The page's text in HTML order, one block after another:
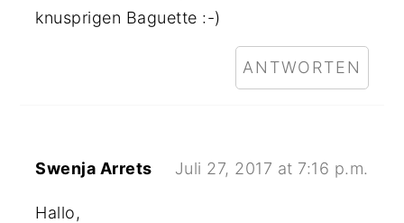
knusprigen Baguette :-)
ANTWORTEN
Swenja Arrets Juli 27, 2017 at 7:16 p.m.
Hallo,